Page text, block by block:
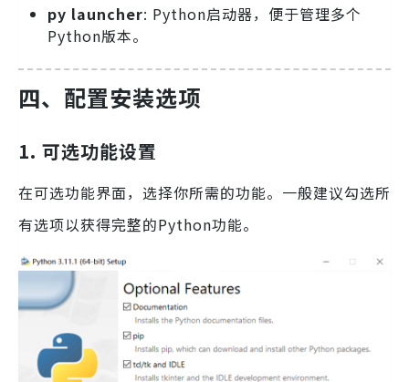
py launcher: Python启动器，便于管理多个
Python版本。
四、配置安装选项
1. 可选功能设置
在可选功能界面，选择你所需的功能。一般建议勾选所
有选项以获得完整的Python功能。